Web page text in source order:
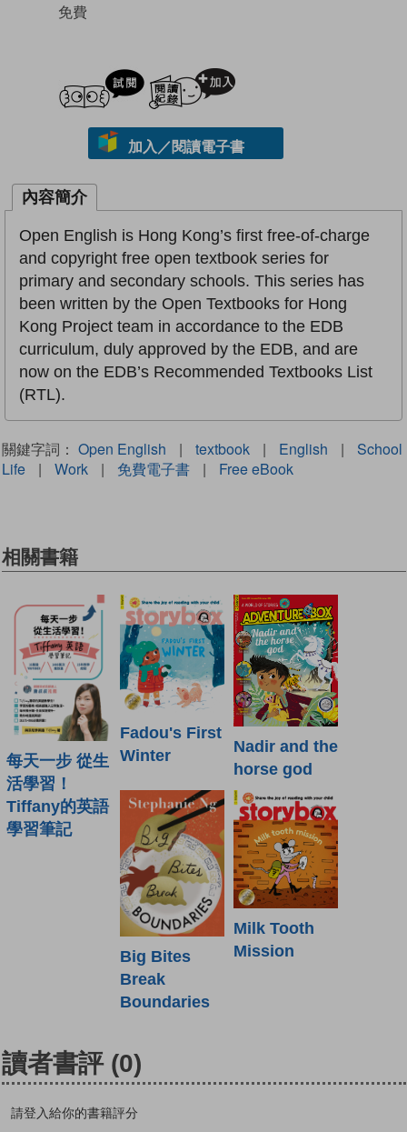
免費
試閲
加入／閱讀電子書
內容簡介
Open English is Hong Kong’s first free-of-charge
and copyright free open textbook series for
primary and secondary schools. This series has
been written by the Open Textbooks for Hong
Kong Project team in accordance to the EDB
curriculum, duly approved by the EDB, and are
now on the EDB’s Recommended Textbooks List
(RTL).
關鍵字詞： Open English | textbook | English |
School
Life
| Work | 免費電子書 | Free eBook
相關書籍
每天一步 從生
活學習！
Tiffany的英語
學習筆記
Fadou's First
Winter
Nadir and the
horse god
Big Bites
Break
Boundaries
Milk Tooth
Mission
讀者書評 (0)
請登入給你的書籍評分